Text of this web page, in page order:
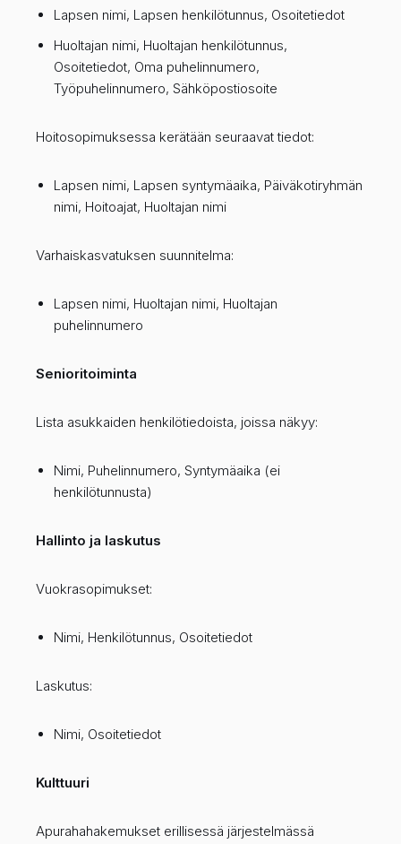
Lapsen nimi, Lapsen henkilötunnus, Osoitetiedot
Huoltajan nimi, Huoltajan henkilötunnus,
Osoitetiedot, Oma puhelinnumero,
Työpuhelinnumero, Sähköpostiosoite
Hoitosopimuksessa kerätään seuraavat tiedot:
Lapsen nimi, Lapsen syntymäaika, Päiväkotiryhmän
nimi, Hoitoajat, Huoltajan nimi
Varhaiskasvatuksen suunnitelma:
Lapsen nimi, Huoltajan nimi, Huoltajan
puhelinnumero
Senioritoiminta
Lista asukkaiden henkilötiedoista, joissa näkyy:
Nimi, Puhelinnumero, Syntymäaika (ei
henkilötunnusta)
Hallinto ja laskutus
Vuokrasopimukset:
Nimi, Henkilötunnus, Osoitetiedot
Laskutus:
Nimi, Osoitetiedot
Kulttuuri
Apurahahakemukset erillisessä järjestelmässä